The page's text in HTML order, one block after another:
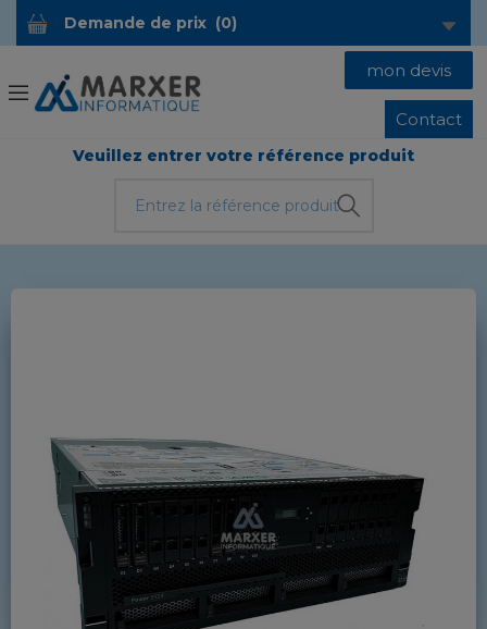
Demande de prix (0)
mon devis
Contact
Veuillez entrer votre référence produit